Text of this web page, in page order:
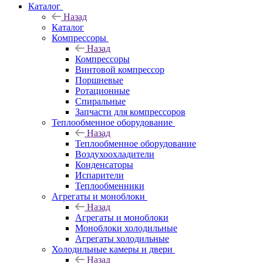
Каталог
Назад
Каталог
Компрессоры
Назад
Компрессоры
Винтовой компрессор
Поршневые
Ротационные
Спиральные
Запчасти для компрессоров
Теплообменное оборудование
Назад
Теплообменное оборудование
Воздухоохладители
Конденсаторы
Испарители
Теплообменники
Агрегаты и моноблоки
Назад
Агрегаты и моноблоки
Моноблоки холодильные
Агрегаты холодильные
Холодильные камеры и двери
Назад